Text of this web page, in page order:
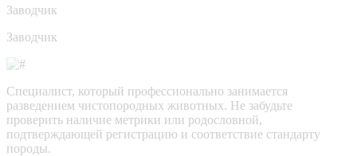
Заводчик
Заводчик
Специалист, который профессионально занимается
разведением чистопородных животных. Не забудьте
проверить наличие метрики или родословной,
подтверждающей регистрацию и соответствие стандарту
породы.